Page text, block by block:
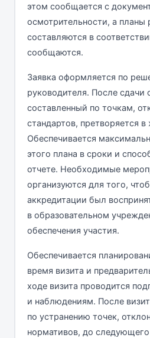
этом сообщается с
осмотрительности, а планы
составляются в
сообщаются.
Заявка оформляется по
руководителя. После сдачи
составленный по точкам,
стандартов, претворяется в
Обеспечивается
этого плана в сроки и
отчете. Необходимые
организуются для того,
аккредитации был
в образовательном
обеспечения участия.
Обеспечивается
время визита и
ходе визита проводится
и наблюдениям. После
по устранению точек,
нормативов, до